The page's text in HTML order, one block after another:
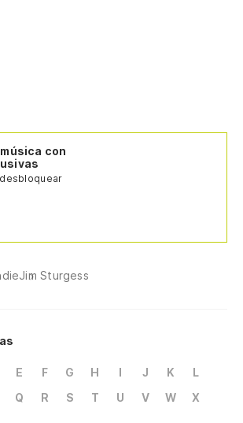
con
Jim Sturgess
E F G H I J K
L
Q R S T U V W
X